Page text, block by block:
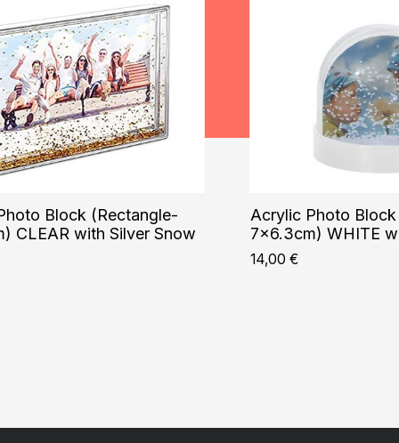
Block (Rectangle-
CLEAR with Silver Snow
Acrylic Photo
7×6.3cm) WHITE
14,00 €